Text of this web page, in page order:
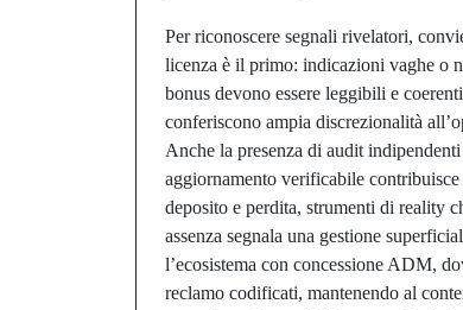
Per riconoscere segnali rivelatori,
licenza è il primo: indicazioni vaghe o
bonus devono essere leggibili e
conferiscono ampia discrezionalità
Anche la presenza di audit
aggiornamento verificabile
deposito e perdita, strumenti di reality
assenza segnala una gestione
l’ecosistema con concessione ADM,
reclamo codificati, mantenendo al